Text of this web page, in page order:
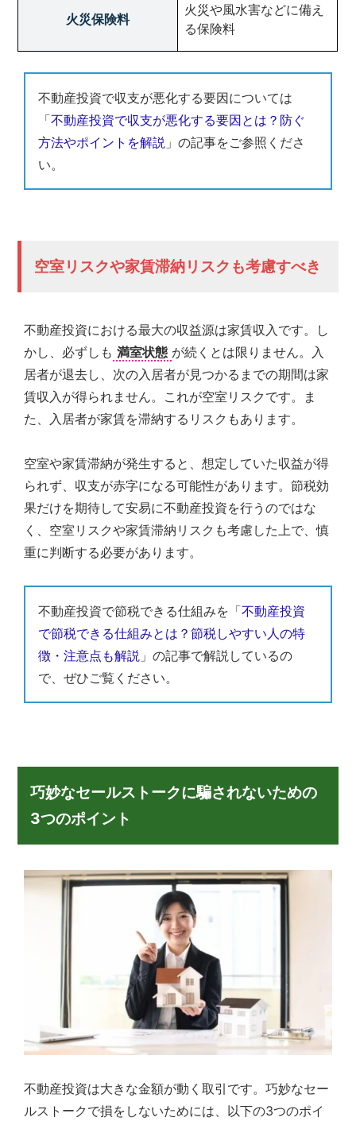
火災保険料
火災や風水害などに備え
る保険料
不動産投資で収支が悪化する要因については
「不動産投資で収支が悪化する要因とは？防ぐ
方法やポイントを解説 」の記事をご参照くださ
い。
空室リスクや家賃滞納リスクも考慮すべき
不動産投資における最大の収益源は家賃収入です。し
かし、必ずしも 満室状態 が続くとは限りません。入
居者が退去し、次の入居者が見つかるまでの期間は家
賃収入が得られません。これが空室リスクです。ま
た、入居者が家賃を滞納するリスクもあります。
空室や家賃滞納が発生すると、想定していた収益が得
られず、収支が赤字になる可能性があります。節税効
果だけを期待して安易に不動産投資を行うのではな
く、空室リスクや家賃滞納リスクも考慮した上で、慎
重に判断する必要があります。
不動産投資で節税できる仕組みを「不動産投資
で節税できる仕組みとは？節税しやすい人の特
徴・注意点も解説 」の記事で解説しているの
で、ぜひご覧ください。
巧妙なセールストークに騙されないための
3つのポイント
不動産投資は大きな金額が動く取引です。巧妙なセー
ルストークで損をしないためには、以下の3つのポイ